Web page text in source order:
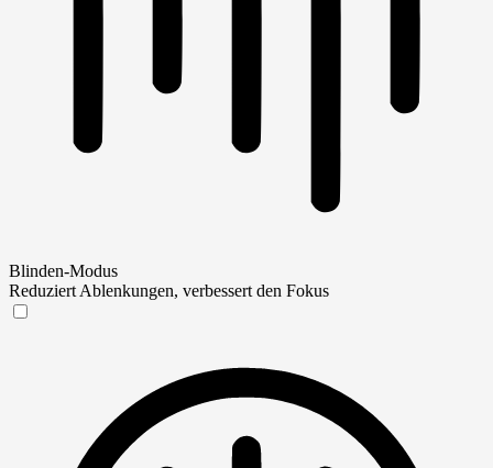
Blinden-Modus
Reduziert Ablenkungen, verbessert den Fokus